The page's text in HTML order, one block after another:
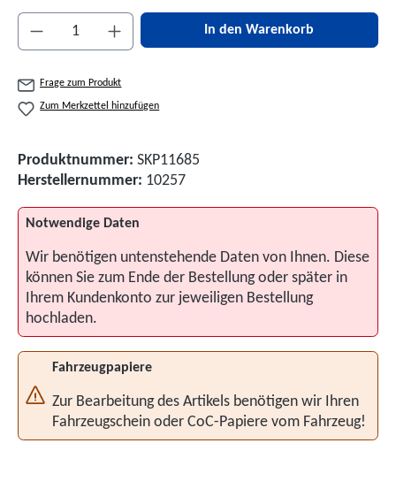
Produkt Anzahl: Gib den gewünschten Wert
In den Warenkorb
Frage zum Produkt
Zum Merkzettel hinzufügen
Produktnummer: SKP11685
Herstellernummer: 10257
Notwendige Daten
Wir benötigen untenstehende Daten von Ihnen. Diese
können Sie zum Ende der Bestellung oder später in
Ihrem Kundenkonto zur jeweiligen Bestellung
hochladen.
Fahrzeugpapiere
Zur Bearbeitung des Artikels benötigen wir Ihren
Fahrzeugschein oder CoC-Papiere vom Fahrzeug!